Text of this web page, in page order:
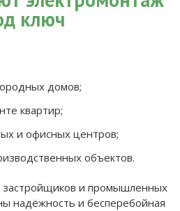
ключ
домов;
квартир;
и офисных центров;
объектов.
застройщиков и промышленных
надёжность и бесперебойная